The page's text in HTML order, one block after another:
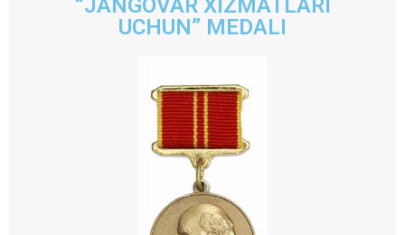
“JANGOVAR XIZMATLARI
UCHUN” MEDALI